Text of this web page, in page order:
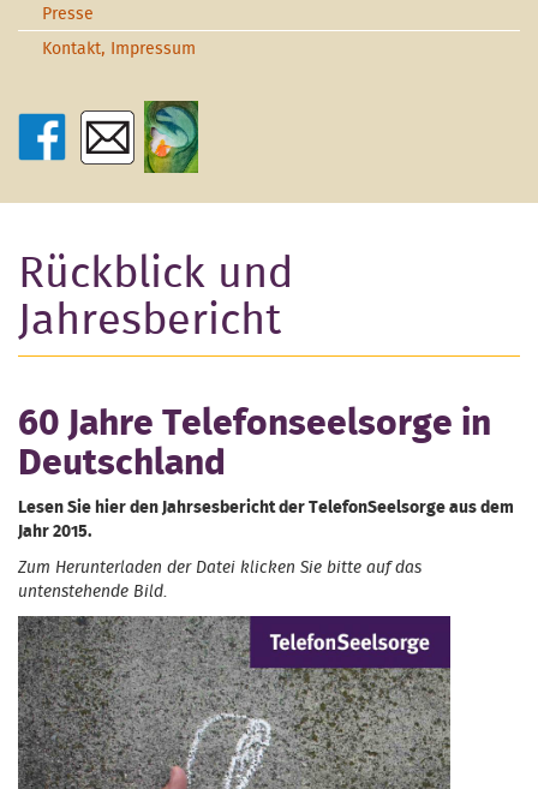
Presse
Kontakt, Impressum
Rückblick und
Jahresbericht
60 Jahre Telefonseelsorge in
Deutschland
Lesen Sie hier den Jahrsesbericht der TelefonSeelsorge aus dem
Jahr 2015.
Zum Herunterladen der Datei klicken Sie bitte auf das
untenstehende Bild.